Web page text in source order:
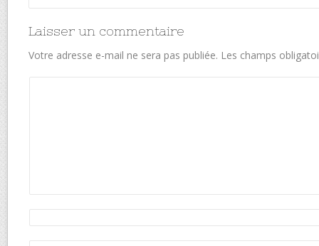
Laisser un commentaire
Votre adresse e-mail ne sera pas publiée. Les champs